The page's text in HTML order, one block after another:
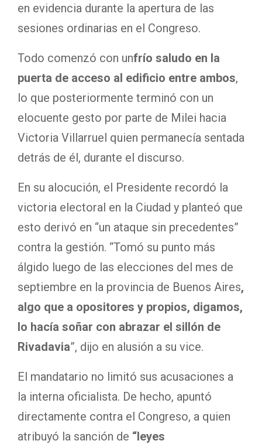
en evidencia durante la apertura de las
sesiones ordinarias en el Congreso.
Todo comenzó con unfrío saludo en la
puerta de acceso al edificio entre ambos,
lo que posteriormente terminó con un
elocuente gesto por parte de Milei hacia
Victoria Villarruel quien permanecía sentada
detrás de él, durante el discurso.
En su alocución, el Presidente recordó la
victoria electoral en la Ciudad y planteó que
esto derivó en “un ataque sin precedentes”
contra la gestión. “Tomó su punto más
álgido luego de las elecciones del mes de
septiembre en la provincia de Buenos Aires,
algo que a opositores y propios, digamos,
lo hacía soñar con abrazar el sillón de
Rivadavia”, dijo en alusión a su vice.
El mandatario no limitó sus acusaciones a
la interna oficialista. De hecho, apuntó
directamente contra el Congreso, a quien
atribuyó la sanción de “leyes